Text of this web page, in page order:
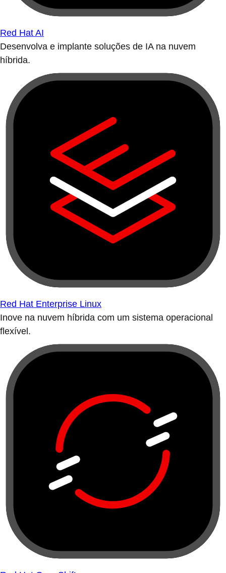
Red Hat AI
Desenvolva e implante soluções de IA na nuvem
híbrida.
Red Hat Enterprise Linux
Inove na nuvem híbrida com um sistema operacional
flexível.